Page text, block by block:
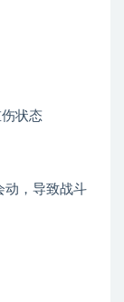
状态
动，导致战斗